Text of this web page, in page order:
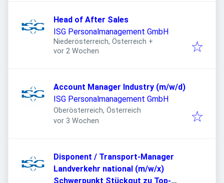
Head of After Sales
ISG Personalmanagement GmbH
Niederösterreich, Österreich +
Veröffentlicht
vor 2 Wochen
Account Manager Industry (m/w/d)
ISG Personalmanagement GmbH
Oberösterreich, Österreich
Veröffentlicht
vor 3 Wochen
Disponent / Transport-Manager
Landverkehr national (m/w/x)
Schwerpunkt Stückgut zu Top-